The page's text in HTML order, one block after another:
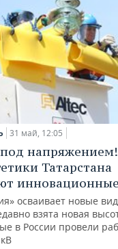
31 май, 12:05
Татарстана
осваивает новые
взята новая
в России провели